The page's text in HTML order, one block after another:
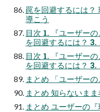
罠を回避するには？
導こう
目次 1. 『ユーザー
を回避するには？
目次 1. 『ユーザー
を回避するには？
まとめ 「ユーザーの
まとめ 知らないま
まとめ ユーザーの